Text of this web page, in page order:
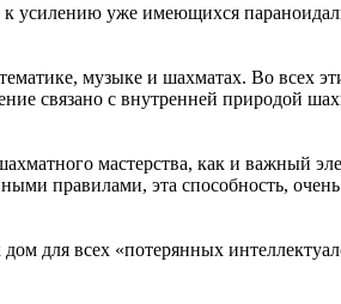
усилению уже имеющихся
музыке и шахматах. Во всех
связано с внутренней природой
мастерства, как и важный
правилами, эта способность,
для всех «потерянных